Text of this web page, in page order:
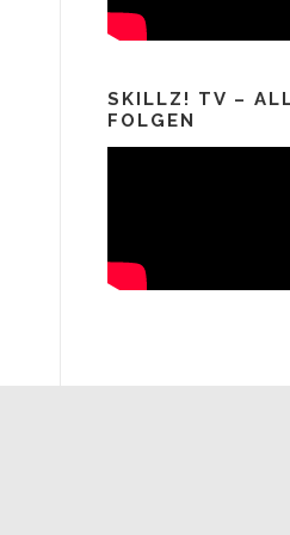
SKILLZ! TV –
FOLGEN